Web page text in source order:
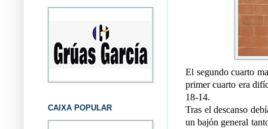
El segundo cuarto
primer cuarto era
18-14.
Tras el descanso
un bajón general
CAIXA POPULAR